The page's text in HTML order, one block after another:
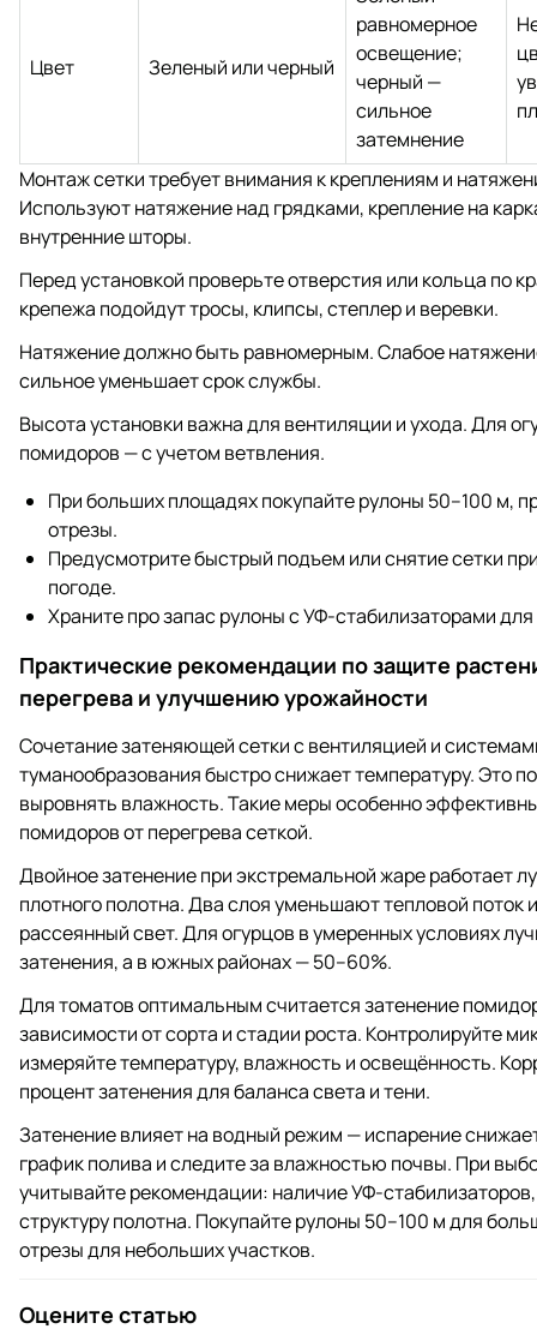
Цвет Зеленый или черный
равномерное
освещение;
черный —
сильное
затемнение
Монтаж сетки требует внимания к креплениям и
Используют натяжение над грядками, крепление на
внутренние шторы.
Перед установкой проверьте отверстия или кольца по
крепежа подойдут тросы, клипсы, степлер и веревки.
Натяжение должно быть равномерным. Слабое
сильное уменьшает срок службы.
Высота установки важна для вентиляции и ухода. Для
помидоров — с учетом ветвления.
При больших площадях покупайте рулоны 50–100 м,
отрезы.
Предусмотрите быстрый подъем или снятие сетки
погоде.
Храните про запас рулоны с УФ‑стабилизаторами
Практические рекомендации по защите
перегрева и улучшению урожайности
Сочетание затеняющей сетки с вентиляцией и
туманообразования быстро снижает температуру. Это
выровнять влажность. Такие меры особенно
помидоров от перегрева сеткой.
Двойное затенение при экстремальной жаре работает
плотного полотна. Два слоя уменьшают тепловой поток
рассеянный свет. Для огурцов в умеренных условиях
затенения, а в южных районах — 50–60%.
Для томатов оптимальным считается затенение
зависимости от сорта и стадии роста. Контролируйте
измеряйте температуру, влажность и освещённость.
процент затенения для баланса света и тени.
Затенение влияет на водный режим — испарение
график полива и следите за влажностью почвы. При
учитывайте рекомендации: наличие
структуру полотна. Покупайте рулоны 50–100 м для
отрезы для небольших участков.
Оцените статью